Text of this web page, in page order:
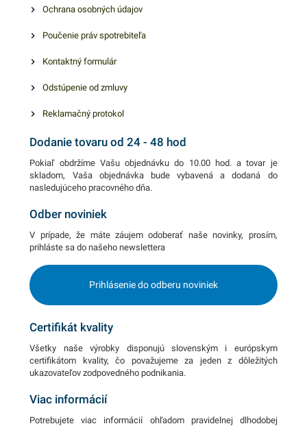
Ochrana osobných údajov
Poučenie práv spotrebiteľa
Kontaktný formulár
Odstúpenie od zmluvy
Reklamačný protokol
Dodanie tovaru od 24 - 48 hod
Pokiaľ obdržíme Vašu objednávku do 10.00 hod. a tovar je
skladom, Vaša objednávka bude vybavená a dodaná do
nasledujúceho pracovného dňa.
Odber noviniek
V prípade, že máte záujem odoberať naše novinky, prosím,
prihláste sa do našeho newslettera
Prihlásenie do odberu noviniek
Certifikát kvality
Všetky naše výrobky disponujú slovenským i európskym
certifikátom kvality, čo považujeme za jeden z dôležitých
ukazovateľov zodpovedného podnikania.
Viac informácií
Potrebujete viac informácií ohľadom pravidelnej dlhodobej